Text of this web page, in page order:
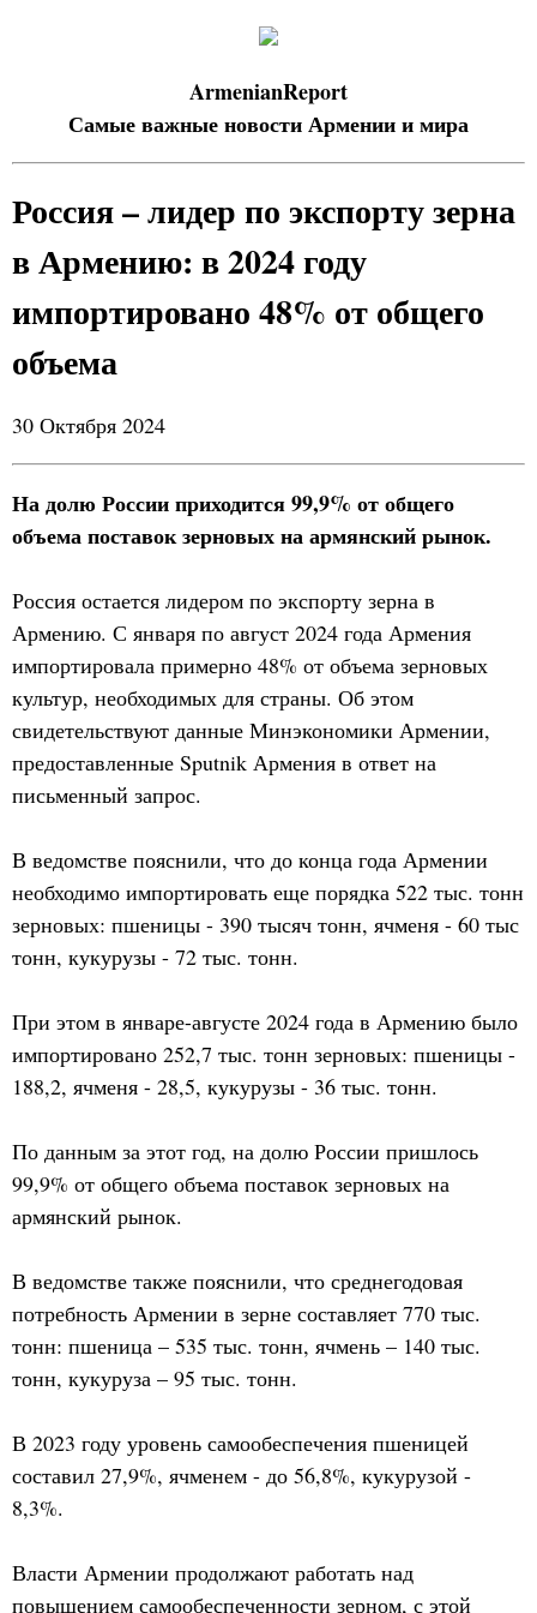
ArmenianReport
Самые важные новости Армении и мира
Россия – лидер по экспорту зерна
в Армению: в 2024 году
импортировано 48% от общего
объема
30 Октября 2024
На долю России приходится 99,9% от общего
объема поставок зерновых на армянский рынок.
Россия остается лидером по экспорту зерна в
Армению. С января по август 2024 года Армения
импортировала примерно 48% от объема зерновых
культур, необходимых для страны. Об этом
свидетельствуют данные Минэкономики Армении,
предоставленные Sputnik Армения в ответ на
письменный запрос.
В ведомстве пояснили, что до конца года Армении
необходимо импортировать еще порядка 522 тыс. тонн
зерновых: пшеницы - 390 тысяч тонн, ячменя - 60 тыс
тонн, кукурузы - 72 тыс. тонн.
При этом в январе-августе 2024 года в Армению было
импортировано 252,7 тыс. тонн зерновых: пшеницы -
188,2, ячменя - 28,5, кукурузы - 36 тыс. тонн.
По данным за этот год, на долю России пришлось
99,9% от общего объема поставок зерновых на
армянский рынок.
В ведомстве также пояснили, что среднегодовая
потребность Армении в зерне составляет 770 тыс.
тонн: пшеница – 535 тыс. тонн, ячмень – 140 тыс.
тонн, кукуруза – 95 тыс. тонн.
В 2023 году уровень самообеспечения пшеницей
составил 27,9%, ячменем - до 56,8%, кукурузой -
8,3%.
Власти Армении продолжают работать над
повышением самообеспеченности зерном, с этой